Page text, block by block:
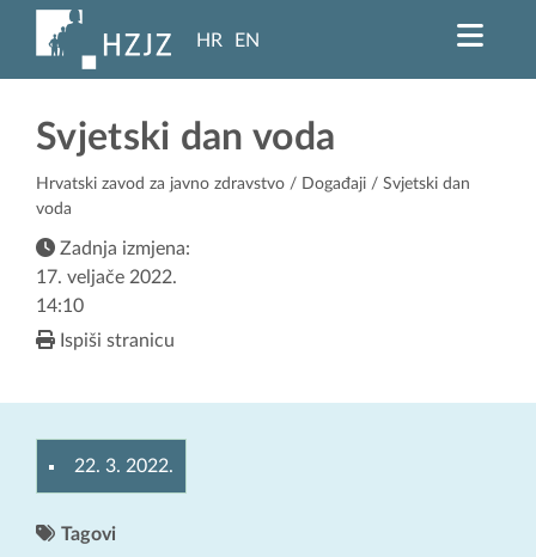
HR EN
Svjetski dan voda
Hrvatski zavod za javno zdravstvo / Događaji / Svjetski dan
voda
Zadnja izmjena:
17. veljače 2022.
14:10
Ispiši stranicu
22. 3. 2022.
Tagovi